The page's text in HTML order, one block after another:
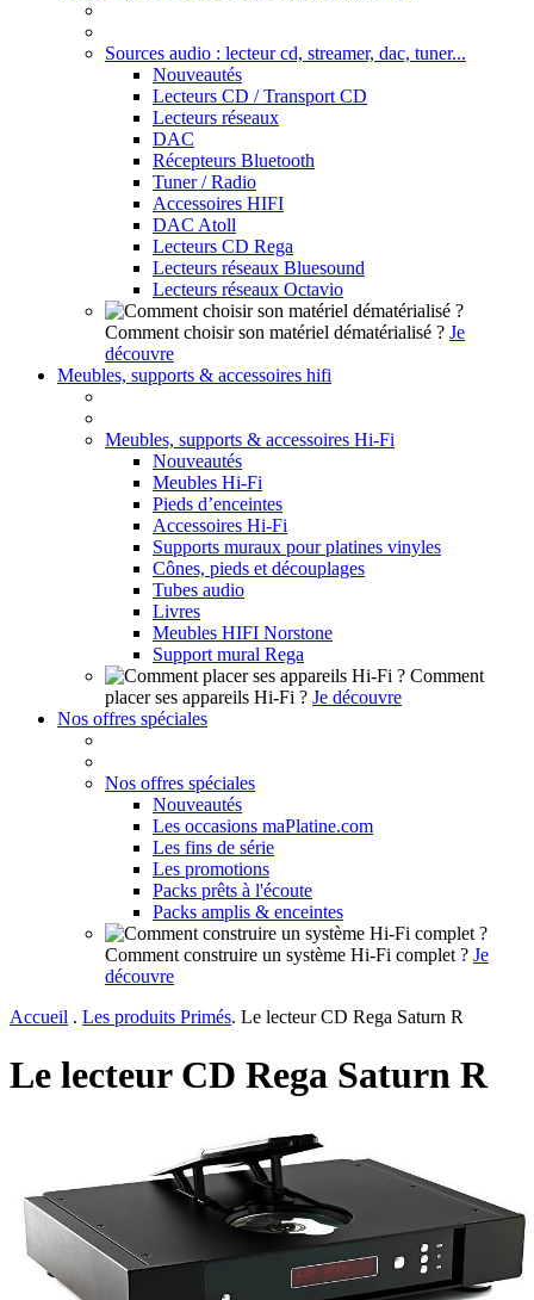
Sources audio : lecteur cd, streamer, dac, tuner...
Nouveautés
Lecteurs CD / Transport CD
Lecteurs réseaux
DAC
Récepteurs Bluetooth
Tuner / Radio
Accessoires HIFI
DAC Atoll
Lecteurs CD Rega
Lecteurs réseaux Bluesound
Lecteurs réseaux Octavio
Comment choisir son matériel dématérialisé ? Je
découvre
Meubles, supports & accessoires hifi
Meubles, supports & accessoires Hi-Fi
Nouveautés
Meubles Hi-Fi
Pieds d’enceintes
Accessoires Hi-Fi
Supports muraux pour platines vinyles
Cônes, pieds et découplages
Tubes audio
Livres
Meubles HIFI Norstone
Support mural Rega
Comment
placer ses appareils Hi-Fi ? Je découvre
Nos offres spéciales
Nos offres spéciales
Nouveautés
Les occasions maPlatine.com
Les fins de série
Les promotions
Packs prêts à l'écoute
Packs amplis & enceintes
Comment construire un système Hi-Fi complet ? Je
découvre
Accueil . Les produits Primés. Le lecteur CD Rega Saturn R
Le lecteur CD Rega Saturn R